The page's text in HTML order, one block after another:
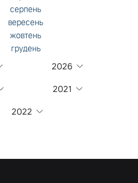
серпень
вересень
жовтень
грудень
2026
2021
2022